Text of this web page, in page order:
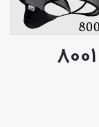
بادی فانتزی مردانه راینو 8001